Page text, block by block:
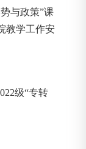
与政策”课
教学工作安
级“专转